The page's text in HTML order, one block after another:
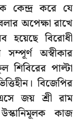
কেন্দ্র করে যে
অপেক্ষা রাখে
হয়েছে বিরোধী
অস্বীকার
শিবিরের পাল্টা
বিজেপির
জয় শ্রী রাম
কাজ